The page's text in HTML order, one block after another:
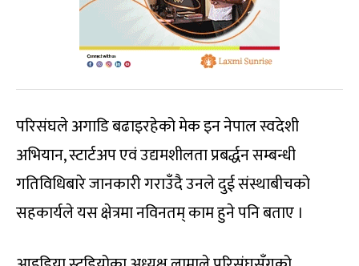
परिसंघले अगाडि बढाइरहेको मेक इन नेपाल स्वदेशी
अभियान, स्टार्टअप एवं उद्यमशीलता प्रबर्द्धन सम्बन्धी
गतिविधिबारे जानकारी गराउँदै उनले दुई संस्थाबीचको
सहकार्यले यस क्षेत्रमा नविनतम् काम हुने पनि बताए ।